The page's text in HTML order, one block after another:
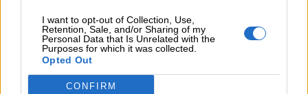
I want to opt-out of Collection, Use,
Retention, Sale, and/or Sharing of my
Personal Data that Is Unrelated with the
Purposes for which it was collected.
Opted Out
CONFIRM
Chi non vuole imitare nulla, non produce
nulla.(Salvador Dalí)
Non temere la perfezione. Non la
raggiungerai mai.